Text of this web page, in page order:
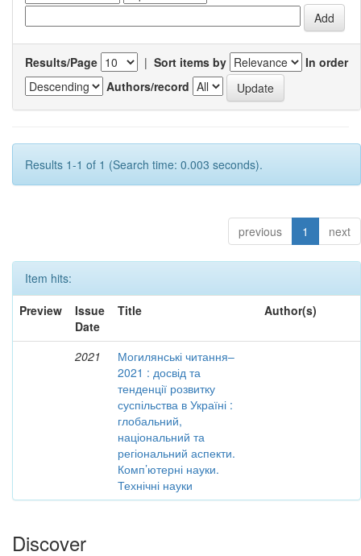
Results/Page | Sort items by
In order
Authors/record
Results 1-1 of 1 (Search time: 0.003 seconds).
previous 1 next
Item hits:
Preview
Issue
Date
Title Author(s)
2021
Могилянські читання–
2021 : досвід та
тенденції розвитку
суспільства в Україні :
глобальний,
національний та
регіональний аспекти.
Комп’ютерні науки.
Технічні науки
Discover